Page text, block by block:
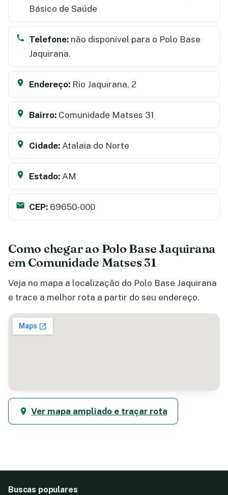
Básico de Saúde
Telefone: não disponível para o Polo Base
Jaquirana.
Endereço: Rio Jaquirana, 2
Bairro: Comunidade Matses 31
Cidade: Atalaia do Norte
Estado: AM
CEP: 69650-000
Como chegar ao Polo Base Jaquirana
em Comunidade Matses 31
Veja no mapa a localização do Polo Base Jaquirana
e trace a melhor rota a partir do seu endereço.
Ver mapa ampliado e traçar rota
Buscas populares